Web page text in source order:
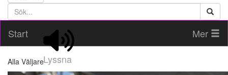
Söktext
Start
Lyssna
Mer
Alla Väljare